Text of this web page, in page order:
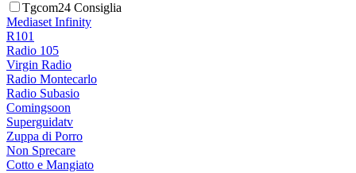
Tgcom24 Consiglia
Mediaset Infinity
R101
Radio 105
Virgin Radio
Radio Montecarlo
Radio Subasio
Comingsoon
Superguidatv
Zuppa di Porro
Non Sprecare
Cotto e Mangiato